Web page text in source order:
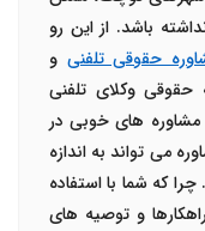
باشد. از این رو
حقوقی تلفنی و
وکلای تلفنی
مشاوره های خوبی در
می تواند به اندازه
که شما با استفاده
و توصیه های